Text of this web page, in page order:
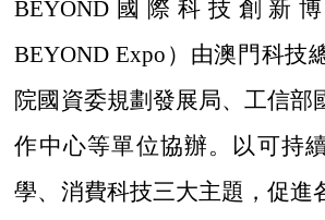
BEYOND國際科技創新
BEYOND Expo）由澳門科技
院國資委規劃發展局、工信部
作中心等單位協辦。以可持
學、消費科技三大主題，促進